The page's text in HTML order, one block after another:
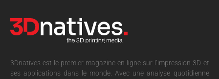
3Dnatives est le premier magazine en ligne sur l’impression 3D et
ses applications dans le monde. Avec une analyse quotidienne